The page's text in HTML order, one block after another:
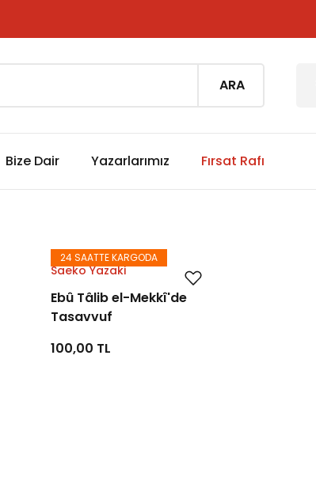
ARA
Bize Dair Yazarlarımız Fırsat Rafı
24 SAATTE KARGODA
Saeko Yazaki
Ebû Tâlib el-Mekkî'de
Tasavvuf
100,00 TL